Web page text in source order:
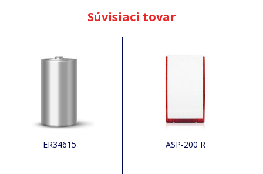
Súvisiaci tovar
ER34615 ASP-200 R